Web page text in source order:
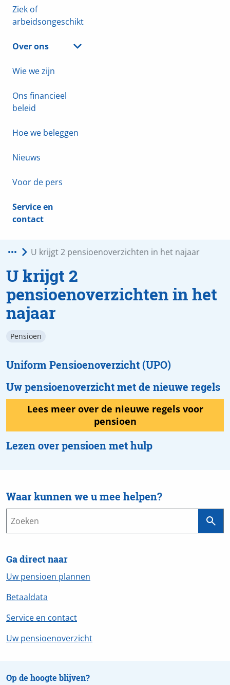
Ziek of
arbeidsongeschikt
Over ons
Wie we zijn
Ons financieel
beleid
Hoe we beleggen
Nieuws
Voor de pers
Service en
contact
U krijgt 2
pensioenoverzichten in het
najaar
Pensioen
Uniform Pensioenoverzicht (UPO)
Uw pensioenoverzicht met de nieuwe regels
Lees meer over de nieuwe regels voor
pensioen
Lezen over pensioen met hulp
Waar kunnen we u mee helpen?
Ga direct naar
Uw pensioen plannen
Betaaldata
Service en contact
Uw pensioenoverzicht
Op de hoogte blijven?